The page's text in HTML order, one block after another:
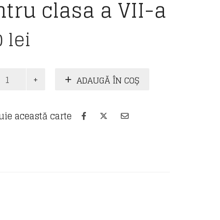
clasa a VII-a
lei
ADAUGĂ ÎN COȘ
această carte